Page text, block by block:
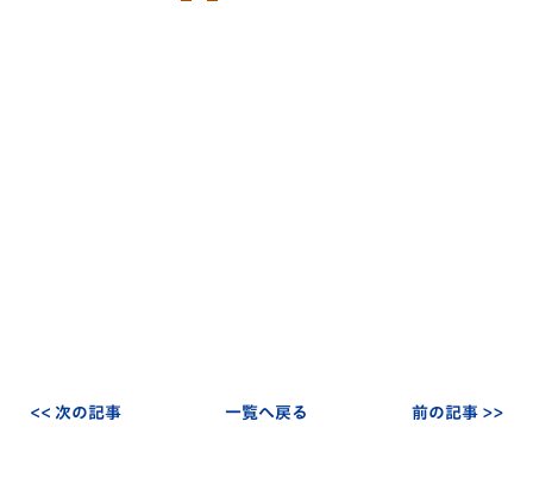
<< 次の記事 一覧へ戻る 前の記事 >>